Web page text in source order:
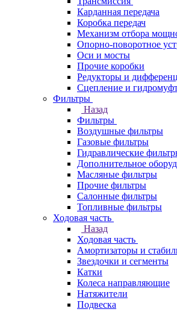
Карданная передача
Коробка передач
Механизм отбора
Опорно-поворотное
Оси и мосты
Прочие коробки
Редукторы и
Сцепление и
Фильтры
Назад
Фильтры
Воздушные фильтры
Газовые фильтры
Гидравлические
Дополнительное
Масляные фильтры
Прочие фильтры
Салонные фильтры
Топливные фильтры
Ходовая часть
Назад
Ходовая часть
Амортизаторы и
Звездочки и сегменты
Катки
Колеса направляющие
Натяжители
Подвеска